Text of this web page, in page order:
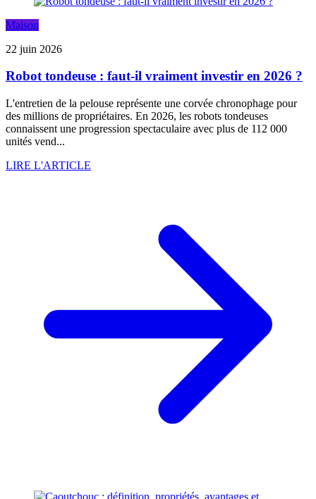
Maison
22 juin 2026
Robot tondeuse : faut-il vraiment investir en 2026 ?
L'entretien de la pelouse représente une corvée chronophage pour
des millions de propriétaires. En 2026, les robots tondeuses
connaissent une progression spectaculaire avec plus de 112 000
unités vend...
LIRE L'ARTICLE